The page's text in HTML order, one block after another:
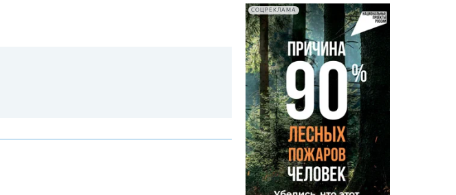
СОЦРЕКЛАМА